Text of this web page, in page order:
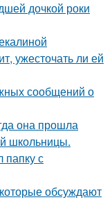
дочкой роки
ужесточать ли ей
сообщений о
она прошла
школьницы.
папку с
обсуждают